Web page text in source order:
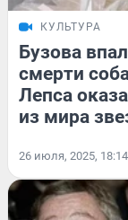
КУЛЬТУРА
Бузова
смерти
Лепса
из мира
26 июля, 2025, 18:14